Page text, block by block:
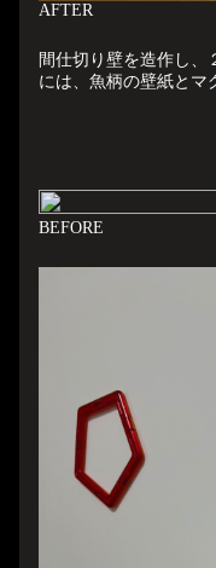
AFTER
間仕切り壁を造作し、
には、魚柄の壁紙とマ
BEFORE